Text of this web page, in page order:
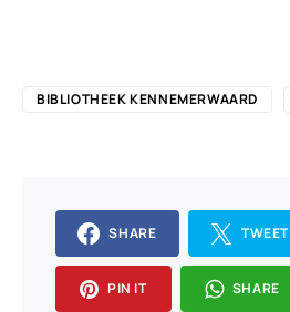
BIBLIOTHEEK KENNEMERWAARD
SHARE TWEET
PIN IT SHARE